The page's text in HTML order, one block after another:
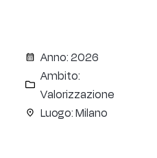
Anno: 2026
Ambito:
Valorizzazione
Luogo: Milano